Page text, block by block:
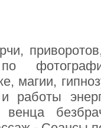
магии,
работы